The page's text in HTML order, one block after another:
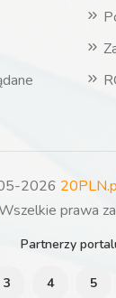
2026
prawa
Partnerzy
3 4 5